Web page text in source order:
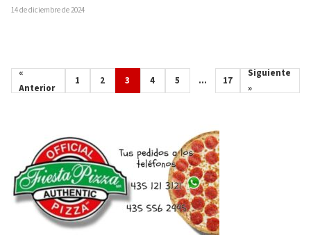
14 de diciembre de 2024
«
Anterior
1 2 3 4 5 … 17
Siguiente
»